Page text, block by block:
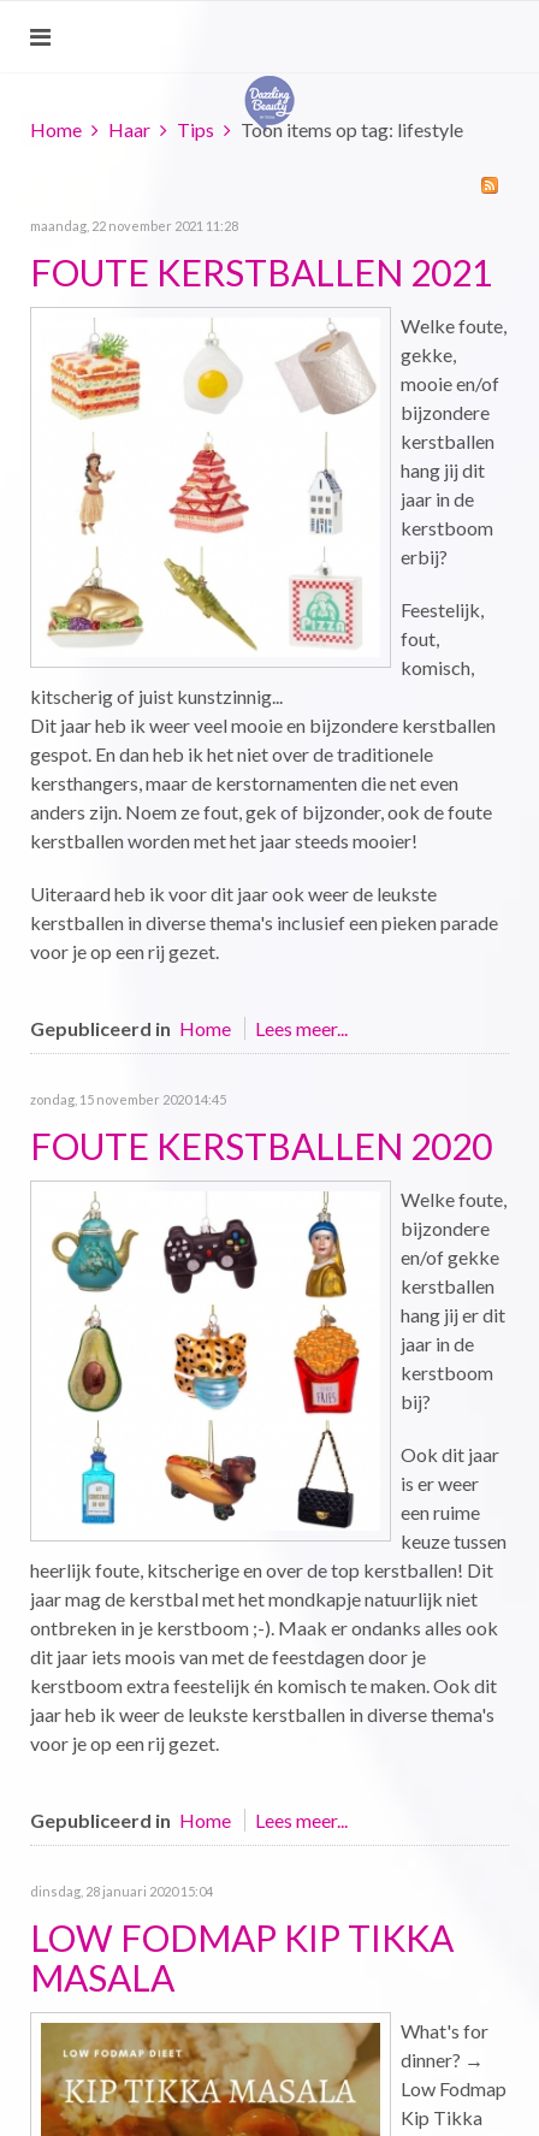
Home Haar Tips Toon items op tag: lifestyle
maandag, 22 november 2021 11:28
FOUTE KERSTBALLEN 2021
Welke foute,
gekke,
mooie en/of
bijzondere
kerstballen
hang jij dit
jaar in de
kerstboom
erbij?
Feestelijk,
fout,
komisch,
kitscherig of juist kunstzinnig...
Dit jaar heb ik weer veel mooie en bijzondere kerstballen
gespot. En dan heb ik het niet over de traditionele
kersthangers, maar de kerstornamenten die net even
anders zijn. Noem ze fout, gek of bijzonder, ook de foute
kerstballen worden met het jaar steeds mooier!
Uiteraard heb ik voor dit jaar ook weer de leukste
kerstballen in diverse thema's inclusief een pieken parade
voor je op een rij gezet.
Gepubliceerd in Home Lees meer...
zondag, 15 november 2020 14:45
FOUTE KERSTBALLEN 2020
Welke foute,
bijzondere
en/of gekke
kerstballen
hang jij er dit
jaar in de
kerstboom
bij?
Ook dit jaar
is er weer
een ruime
keuze tussen
heerlijk foute, kitscherige en over de top kerstballen! Dit
jaar mag de kerstbal met het mondkapje natuurlijk niet
ontbreken in je kerstboom ;-). Maak er ondanks alles ook
dit jaar iets moois van met de feestdagen door je
kerstboom extra feestelijk én komisch te maken. Ook dit
jaar heb ik weer de leukste kerstballen in diverse thema's
voor je op een rij gezet.
Gepubliceerd in Home Lees meer...
dinsdag, 28 januari 2020 15:04
LOW FODMAP KIP TIKKA
MASALA
What's for
dinner? →
Low Fodmap
Kip Tikka